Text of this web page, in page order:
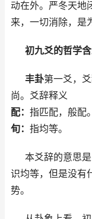
动在外。严冬天地
来，一切消除，是
初九爻的哲学
丰卦第一爻，
尚。爻辞释义
配： 指匹配，般配。
旬： 指均等。
本爻辞的意思
识均等，但是没有
势。